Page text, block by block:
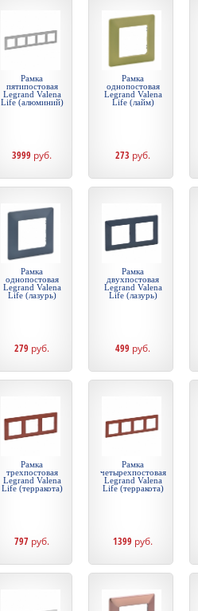
Рамка
пятипостовая
Legrand Valena
Life (алюминий)
3999 руб.
Рамка
однопостовая
Legrand Valena
Life (лайм)
273 руб.
Рамка
однопостовая
Legrand Valena
Life (лазурь)
279 руб.
Рамка
двухпостовая
Legrand Valena
Life (лазурь)
499 руб.
Рамка
трехпостовая
Legrand Valena
Life (терракота)
797 руб.
Рамка
четырехпостовая
Legrand Valena
Life (терракота)
1399 руб.